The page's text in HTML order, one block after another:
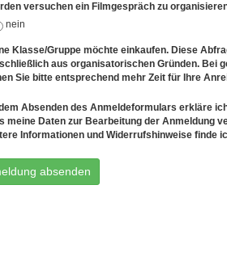
versuchen ein Filmgespräch zu
nein
Klasse/Gruppe möchte einkaufen. Diese
aus organisatorischen Gründen. Bei
Sie bitte entsprechend mehr Zeit für Ihre
Absenden des Anmeldeformulars erkläre
meine Daten zur Bearbeitung der Anmeldung
Informationen und Widerrufshinweise finde
absenden